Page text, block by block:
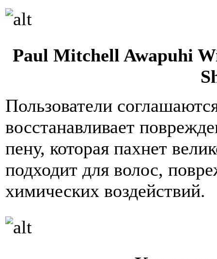
Paul Mitchell Awapuhi
Пользователи
восстанавливает
пену, которая пахнет
подходит для волос,
химических воздействий.